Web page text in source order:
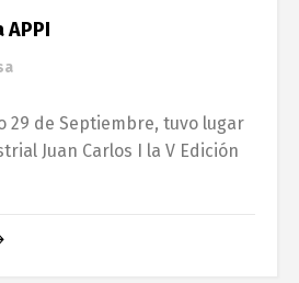
APPI
29 de Septiembre, tuvo lugar
Juan Carlos I la V Edición